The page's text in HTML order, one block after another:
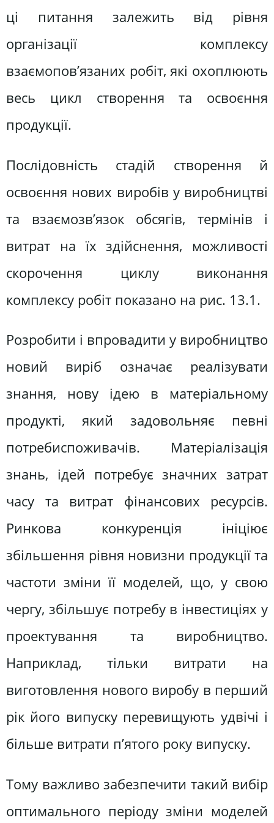
ці питання залежить від рівня
організації комплексу
взаємопов’язаних робіт, які охоплюють
весь цикл створення та освоєння
продукції.
Послідовність стадій створення й
освоєння нових виробів у виробництві
та взаємозв’язок обсягів, термінів і
витрат на їх здійснення, можливості
скорочення циклу виконання
комплексу робіт показано на рис. 13.1.
Розробити і впровадити у виробництво
новий виріб означає реалізувати
знання, нову ідею в матеріальному
продукті, який задовольняє певні
потребиспоживачів. Матеріалізація
знань, ідей потребує значних затрат
часу та витрат фінансових ресурсів.
Ринкова конкуренція ініціює
збільшення рівня новизни продукції та
частоти зміни її моделей, що, у свою
чергу, збільшує потребу в інвестиціях у
проектування та виробництво.
Наприклад, тільки витрати на
виготовлення нового виробу в перший
рік його випуску перевищують удвічі і
більше витрати п’ятого року випуску.
Тому важливо забезпечити такий вибір
оптимального періоду зміни моделей